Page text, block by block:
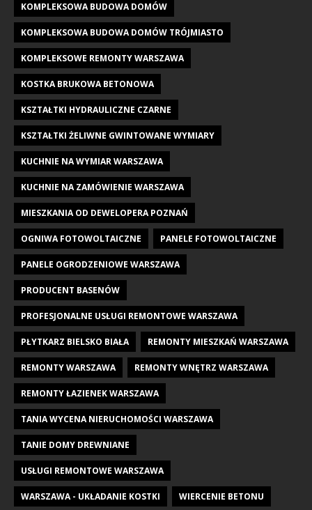
KOMPLEKSOWA BUDOWA DOMÓW
KOMPLEKSOWA BUDOWA DOMÓW TRÓJMIASTO
KOMPLEKSOWE REMONTY WARSZAWA
KOSTKA BRUKOWA BETONOWA
KSZTAŁTKI HYDRAULICZNE CZARNE
KSZTAŁTKI ŻELIWNE GWINTOWANE WYMIARY
KUCHNIE NA WYMIAR WARSZAWA
KUCHNIE NA ZAMÓWIENIE WARSZAWA
MIESZKANIA OD DEWELOPERA POZNAŃ
OGNIWA FOTOWOLTAICZNE PANELE FOTOWOLTAICZNE
PANELE OGRODZENIOWE WARSZAWA
PRODUCENT BASENÓW
PROFESJONALNE USŁUGI REMONTOWE WARSZAWA
PŁYTKARZ BIELSKO BIAŁA REMONTY MIESZKAŃ WARSZAWA
REMONTY WARSZAWA REMONTY WNĘTRZ WARSZAWA
REMONTY ŁAZIENEK WARSZAWA
TANIA WYCENA NIERUCHOMOŚCI WARSZAWA
TANIE DOMY DREWNIANE
USŁUGI REMONTOWE WARSZAWA
WARSZAWA - UKŁADANIE KOSTKI WIERCENIE BETONU